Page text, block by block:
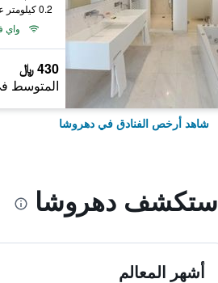
0.2 كيلومتر عن وسط المدينة
واي
430 ﷼
المتوسط
شاهد أرخص الفنادق في دهروشا
دهروشا
أشهر المعالم